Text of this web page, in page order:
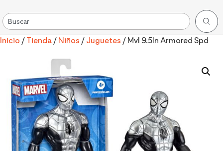
Inicio / Tienda / Niños / Juguetes / Mvl 9.5In Armored Spd